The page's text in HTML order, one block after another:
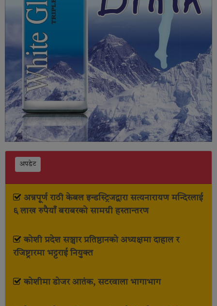
अपडेट
अन्नपूर्ण राठी केबल इन्डस्ट्रिजद्वारा सत्यनारायण मन्दिरलाई
६ लाख रुपैयाँ बराबरको सामग्री हस्तान्तरण
कोशी प्रदेश सञ्चार प्रतिष्ठानको अध्यक्षमा दाहाल र
रजिष्ट्रारमा भट्टराई नियुक्त
कोशीमा डोजर आतंक, सटरवाला भागाभाग